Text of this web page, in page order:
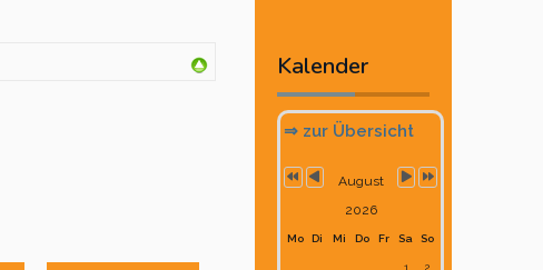
Kalender
⇒ zur Übersicht
August
2026
Mo Di Mi Do Fr Sa So
1 2